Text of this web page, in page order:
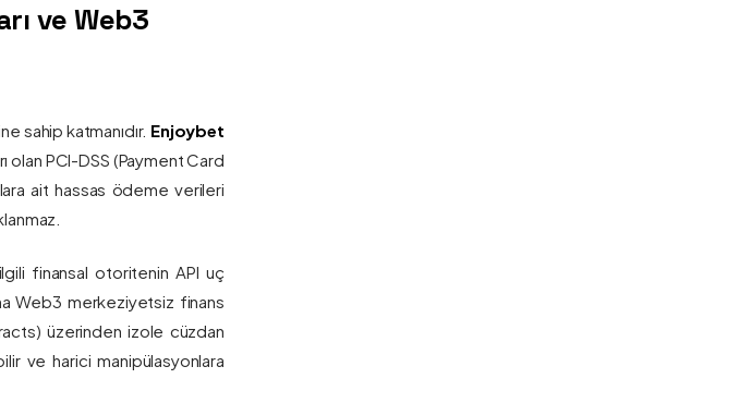
ve Web3
sahip katmanıdır. Enjoybet
olan PCI-DSS (Payment Card
ait hassas ödeme verileri
finansal otoritenin API uç
Web3 merkeziyetsiz finans
üzerinden izole cüzdan
ve harici manipülasyonlara